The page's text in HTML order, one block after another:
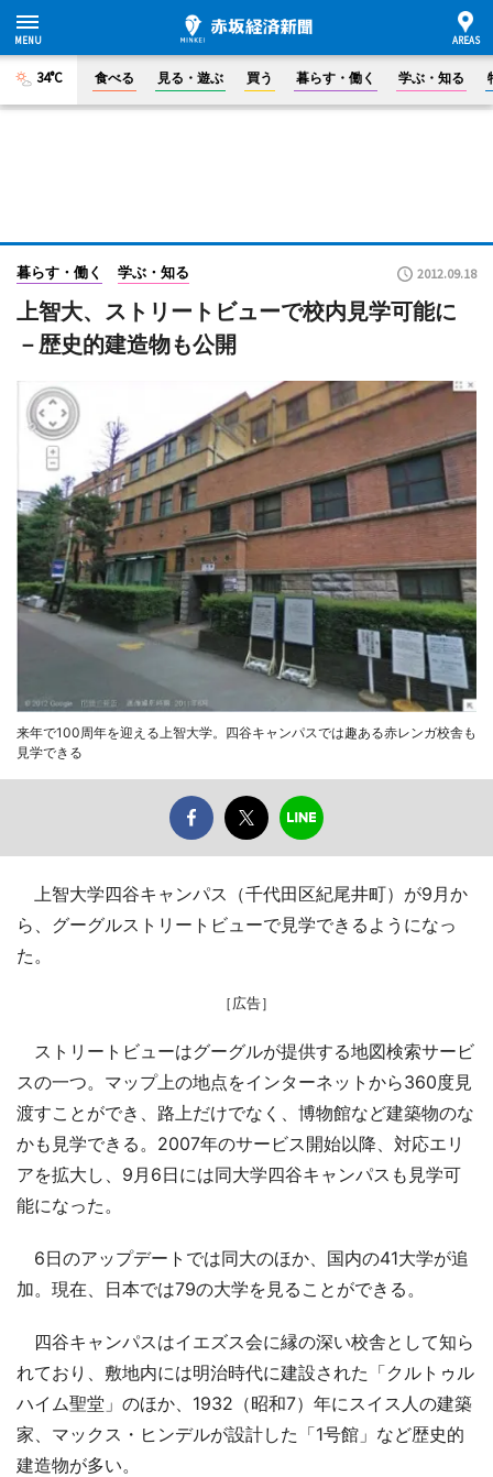
34°C 食べる 見る・遊ぶ 買う 暮らす・働く 学ぶ・知る
暮らす・働く 学ぶ・知る 2012.09.18
上智大、ストリートビューで校内見学可能に
－歴史的建造物も公開
来年で100周年を迎える上智大学。四谷キャンパスでは趣ある赤レンガ校舎も
見学できる
上智大学四谷キャンパス（千代田区紀尾井町）が9月か
ら、グーグルストリートビューで見学できるようになっ
た。
［広告］
ストリートビューはグーグルが提供する地図検索サービ
スの一つ。マップ上の地点をインターネットから360度見
渡すことができ、路上だけでなく、博物館など建築物のな
かも見学できる。2007年のサービス開始以降、対応エリ
アを拡大し、9月6日には同大学四谷キャンパスも見学可
能になった。
6日のアップデートでは同大のほか、国内の41大学が追
加。現在、日本では79の大学を見ることができる。
四谷キャンパスはイエズス会に縁の深い校舎として知ら
れており、敷地内には明治時代に建設された「クルトゥル
ハイム聖堂」のほか、1932（昭和7）年にスイス人の建築
家、マックス・ヒンデルが設計した「1号館」など歴史的
建造物が多い。